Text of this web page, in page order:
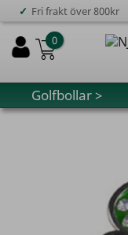
✓ Fri frakt över 800kr
0
Golfbollar >